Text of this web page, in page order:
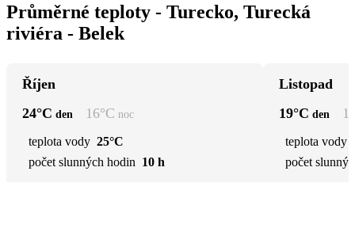
Průměrné teploty - Turecko, Turecká
riviéra - Belek
Říjen
24°C den 16°C noc
teplota vody 25°C
počet slunných hodin 10 h
Listopad
19°C den
teplota vody
počet